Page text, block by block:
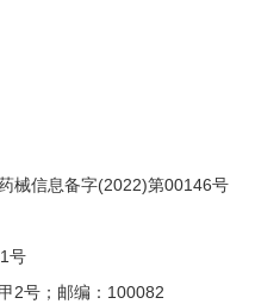
械信息备字(2022)第00146号
号
2号；邮编：100082